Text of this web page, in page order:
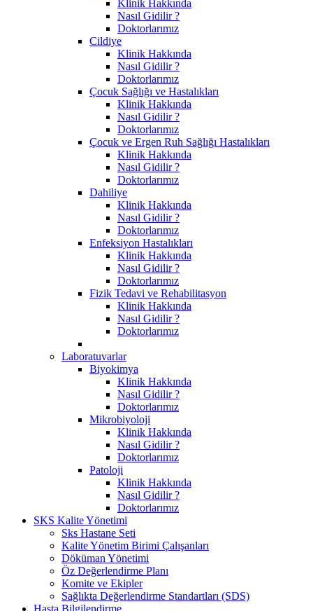
Klinik Hakkında
Nasıl Gidilir ?
Doktorlarımız
Cildiye
Klinik Hakkında
Nasıl Gidilir ?
Doktorlarımız
Çocuk Sağlığı ve Hastalıkları
Klinik Hakkında
Nasıl Gidilir ?
Doktorlarımız
Çocuk ve Ergen Ruh Sağlığı Hastalıkları
Klinik Hakkında
Nasıl Gidilir ?
Doktorlarımız
Dahiliye
Klinik Hakkında
Nasıl Gidilir ?
Doktorlarımız
Enfeksiyon Hastalıkları
Klinik Hakkında
Nasıl Gidilir ?
Doktorlarımız
Fizik Tedavi ve Rehabilitasyon
Klinik Hakkında
Nasıl Gidilir ?
Doktorlarımız
Laboratuvarlar
Biyokimya
Klinik Hakkında
Nasıl Gidilir ?
Doktorlarımız
Mikrobiyoloji
Klinik Hakkında
Nasıl Gidilir ?
Doktorlarımız
Patoloji
Klinik Hakkında
Nasıl Gidilir ?
Doktorlarımız
SKS Kalite Yönetimi
Sks Hastane Seti
Kalite Yönetim Birimi Çalışanları
Döküman Yönetimi
Öz Değerlendirme Planı
Komite ve Ekipler
Sağlıkta Değerlendirme Standartları (SDS)
Hasta Bilgilendirme